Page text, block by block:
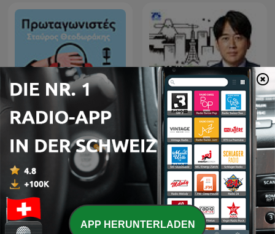
Πρωταγωνιστές με τον
Σταύρο Θεοδωράκη
安住紳一郎の日曜天国
APP HERUNTERLADEN